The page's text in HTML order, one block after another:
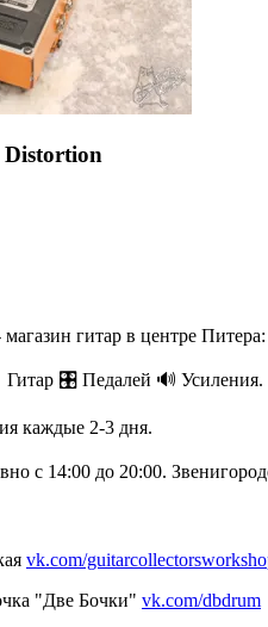
Distortion
гитар в центре Питера:
🎛 Педалей 🔊 Усиления.
каждые 2-3 дня.
с 14:00 до 20:00.
vk.com/
"Две Бочки" vk.com/dbdrum